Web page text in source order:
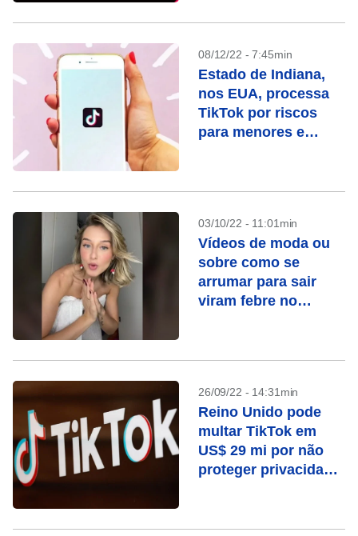
08/12/22 - 7:45min
Estado de Indiana,
nos EUA, processa
TikTok por riscos
para menores e
03/10/22 - 11:01min
Vídeos de moda ou
sobre como se
arrumar para sair
viram febre no
26/09/22 - 14:31min
Reino Unido pode
multar TikTok em
US$ 29 mi por não
proteger privacidade